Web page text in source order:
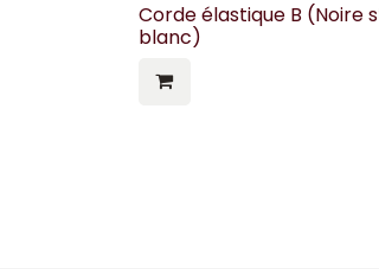
Corde élastique B (Noire
blanc)